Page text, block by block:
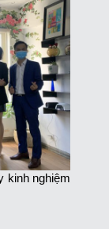
kinh nghiệm